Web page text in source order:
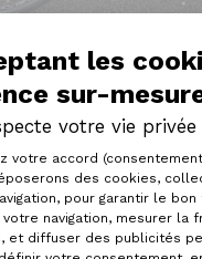
les
sur-
votre vie privée
de
votre accord
des cookies,
pour garantir le
navigation, mesurer la
et diffuser des publicités
Axeptio
la course à pied, du
en toutes
jamais roulé
en Shimano 105 et